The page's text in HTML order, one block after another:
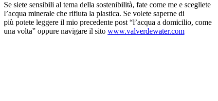
Se siete sensibili al tema della sostenibilità, fate come me e scegliete
l’acqua minerale che rifiuta la plastica. Se volete saperne di
più potete leggere il mio precedente post “l’acqua a domicilio, come
una volta” oppure navigare il sito www.valverdewater.com